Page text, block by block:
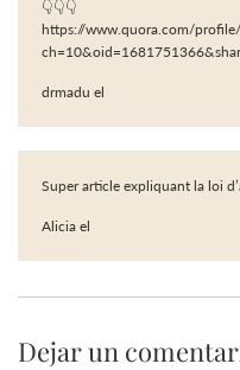
👇👇👇
https://www.quora.com/
drmadu el
Super article expliquant la loi
Alicia el
Dejar un